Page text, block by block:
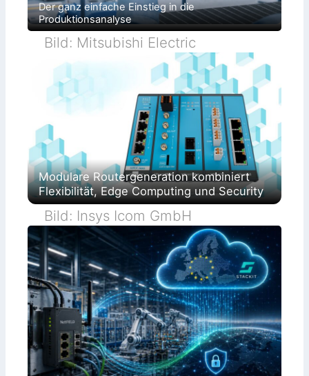
Der ganz einfache Einstieg in die
Produktionsanalyse
Bild: Mitsubishi Electric
Modulare Routergeneration kombiniert
Flexibilität, Edge Computing und Security
Bild: Insys Icom GmbH